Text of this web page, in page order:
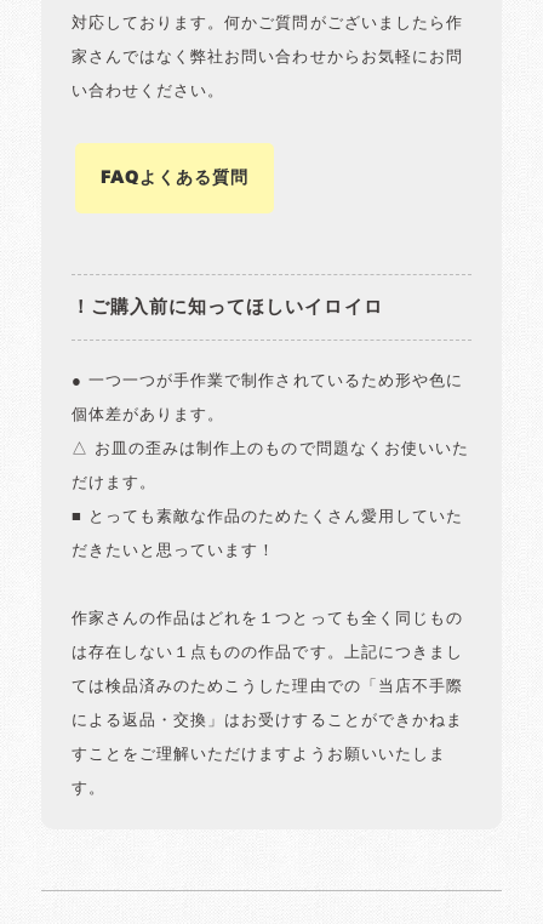
対応しております。何かご質問がございましたら作
家さんではなく弊社お問い合わせからお気軽にお問
い合わせください。
FAQよくある質問
！ご購入前に知ってほしいイロイロ
● 一つ一つが手作業で制作されているため形や色に
個体差があります。
△ お皿の歪みは制作上のもので問題なくお使いいた
だけます。
■ とっても素敵な作品のためたくさん愛用していた
だきたいと思っています！
作家さんの作品はどれを１つとっても全く同じもの
は存在しない１点ものの作品です。上記につきまし
ては検品済みのためこうした理由での「当店不手際
による返品・交換」はお受けすることができかねま
すことをご理解いただけますようお願いいたしま
す。